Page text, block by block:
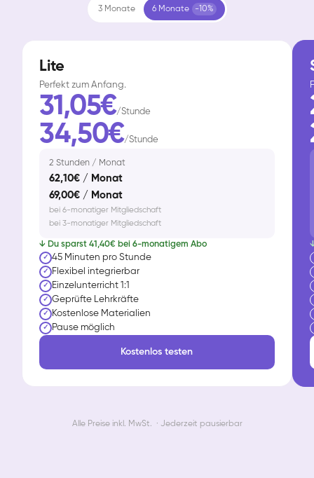
3 Monate 6 Monate -10%
Lite
Perfekt zum Anfang.
31,05€/Stunde
34,50€/Stunde
2 Stunden / Monat
62,10€ / Monat
69,00€ / Monat
bei 6-monatiger Mitgliedschaft
bei 3-monatiger Mitgliedschaft
↓ Du sparst 41,40€ bei 6-monatigem Abo
✓ 45 Minuten pro Stunde
✓ Flexibel integrierbar
✓ Einzelunterricht 1:1
✓ Geprüfte Lehrkräfte
✓ Kostenlose Materialien
✓ Pause möglich
Kostenlos testen
Alle Preise inkl. MwSt. · Jederzeit pausierbar